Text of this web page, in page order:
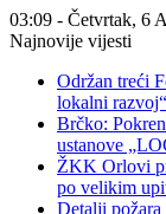
03:09 - Četvrtak, 6
Najnovije vijesti
Održan treći
lokalni razvoj“
Brčko:
ustanove
ŽKK Orlovi
po velikim
Detalji